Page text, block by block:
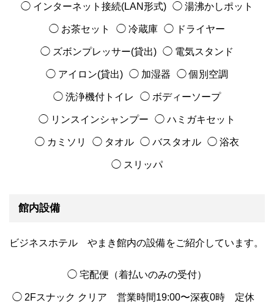
◯ インターネット接続(LAN形式) ◯ 湯沸かしポット
◯ お茶セット ◯ 冷蔵庫 ◯ ドライヤー
◯ ズボンプレッサー(貸出) ◯ 電気スタンド
◯ アイロン(貸出) ◯ 加湿器 ◯ 個別空調
◯ 洗浄機付トイレ ◯ ボディーソープ
◯ リンスインシャンプー ◯ ハミガキセット
◯ カミソリ ◯ タオル ◯ バスタオル ◯ 浴衣
◯ スリッパ
館内設備
ビジネスホテル やまき館内の設備をご紹介しています。
◯ 宅配便（着払いのみの受付）
◯ 2Fスナック クリア 営業時間19:00〜深夜0時 定休